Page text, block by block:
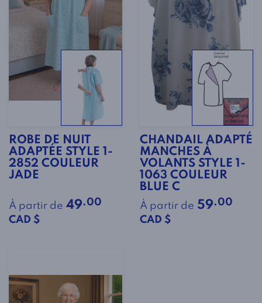
ROBE DE NUIT
ADAPTÉE STYLE 1-
2852 COULEUR
JADE
À partir de 49.00
CAD $
CHANDAIL ADAPTÉ
MANCHES À
VOLANTS STYLE 1-
1063 COULEUR
BLUE C
À partir de 59.00
CAD $